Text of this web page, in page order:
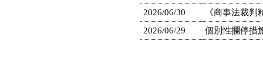
2026/06/30
《商事法裁
2026/06/29
個別性攔停措